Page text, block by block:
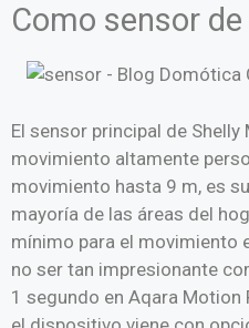
Como sensor
El sensor principal de
movimiento altamente
movimiento hasta 9 m, es
mayoría de las áreas del
mínimo para el movimiento
no ser tan impresionante
1 segundo en Aqara Motion